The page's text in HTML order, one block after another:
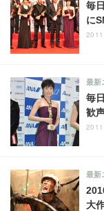
毎
に
毎
歓
最新
大
最新